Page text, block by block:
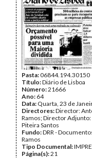
Pasta:06844.194.30150
Título:Diário de Lisboa
Número:21666
Ano: 64
Data: Quarta, 23 de
Directores:Director:
Ramos; Director
Piteira Santos
Fundo:DRR -
Ramos
Tipo Documental:
Página(s):21